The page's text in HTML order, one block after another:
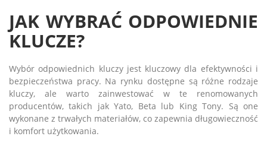
JAK WYBRAĆ ODPOWIEDNIE
KLUCZE?
Wybór odpowiednich kluczy jest kluczowy dla efektywności i
bezpieczeństwa pracy. Na rynku dostępne są różne rodzaje
kluczy, ale warto zainwestować w te renomowanych
producentów, takich jak Yato, Beta lub King Tony. Są one
wykonane z trwałych materiałów, co zapewnia długowieczność
i komfort użytkowania.